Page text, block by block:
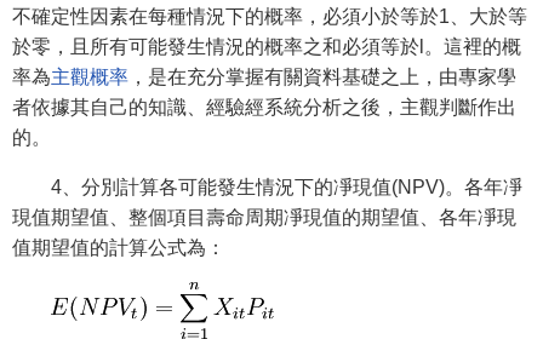
不確定性因素在每種情況下的概率，必須小於等於1、大於等
於零，且所有可能發生情況的概率之和必須等於l。這裡的概
率為主觀概率 ，是在充分掌握有關資料基礎之上，由專家學
者依據其自己的知識、經驗經系統分析之後，主觀判斷作出
的。
4、分別計算各可能發生情況下的凈現值(NPV)。各年凈
現值期望值、整個項目壽命周期凈現值的期望值、各年凈現
值期望值的計算公式為：